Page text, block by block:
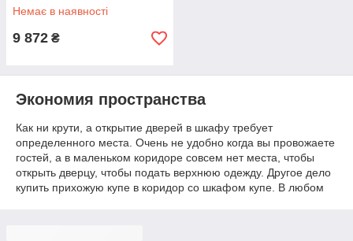
Немає в наявності
9 872 ₴
Экономия пространства
Как ни крути, а открытие дверей в шкафу требует
определенного места. Очень не удобно когда вы провожаете
гостей, а в маленьком коридоре совсем нет места, чтобы
открыть дверцу, чтобы подать верхнюю одежду. Другое дело
купить прихожую купе в коридор со шкафом купе. В любом